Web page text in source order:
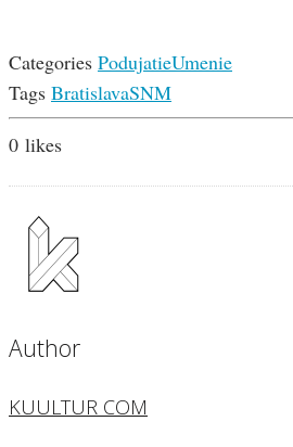
Categories PodujatieUmenie
Tags BratislavaSNM
0 likes
Author
KUULTUR COM